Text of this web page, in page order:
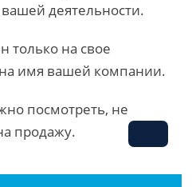
деятельности.
только на свое
имя вашей компании.
посмотреть, не
продажу.